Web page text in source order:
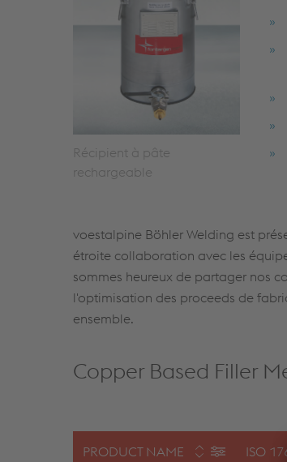
Récipient à pâte
rechargeable
voestalpine Böhler Welding est
étroite collaboration avec les
sommes heureux de partager nos
l'optimisation des proceeds de
ensemble.
Copper Based Filler
PRODUCT NAME ISO